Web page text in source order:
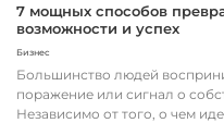
7 мощных способов
возможности и успех
Бизнес
Большинство людей
поражение или сигнал о
Независимо от того, о чем